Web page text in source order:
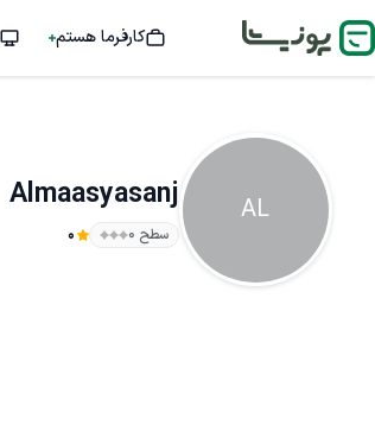
کارفرما هستم
AL
Almaasyasanj
سطح ۰ 0